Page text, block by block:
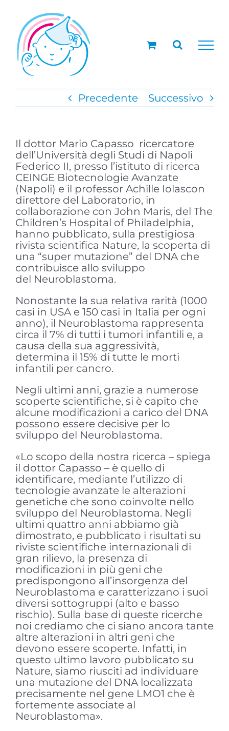
contenuto
Precedente Successivo
Il dottor Mario Capasso ricercatore
dell’Università degli Studi di Napoli
Federico II, presso l’istituto di ricerca
CEINGE Biotecnologie Avanzate
(Napoli) e il professor Achille Iolascon
direttore del Laboratorio, in
collaborazione con John Maris, del The
Children’s Hospital of Philadelphia,
hanno pubblicato, sulla prestigiosa
rivista scientifica Nature, la scoperta di
una “super mutazione” del DNA che
contribuisce allo sviluppo
del Neuroblastoma.
Nonostante la sua relativa rarità (1000
casi in USA e 150 casi in Italia per ogni
anno), il Neuroblastoma rappresenta
circa il 7% di tutti i tumori infantili e, a
causa della sua aggressività,
determina il 15% di tutte le morti
infantili per cancro.
Negli ultimi anni, grazie a numerose
scoperte scientifiche, si è capito che
alcune modificazioni a carico del DNA
possono essere decisive per lo
sviluppo del Neuroblastoma.
«Lo scopo della nostra ricerca – spiega
il dottor Capasso – è quello di
identificare, mediante l’utilizzo di
tecnologie avanzate le alterazioni
genetiche che sono coinvolte nello
sviluppo del Neuroblastoma. Negli
ultimi quattro anni abbiamo già
dimostrato, e pubblicato i risultati su
riviste scientifiche internazionali di
gran rilievo, la presenza di
modificazioni in più geni che
predispongono all’insorgenza del
Neuroblastoma e caratterizzano i suoi
diversi sottogruppi (alto e basso
rischio). Sulla base di queste ricerche
noi crediamo che ci siano ancora tante
altre alterazioni in altri geni che
devono essere scoperte. Infatti, in
questo ultimo lavoro pubblicato su
Nature, siamo riusciti ad individuare
una mutazione del DNA localizzata
precisamente nel gene LMO1 che è
fortemente associate al
Neuroblastoma».